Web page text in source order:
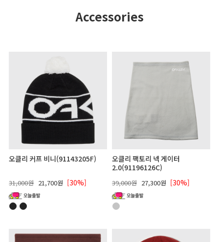
Accessories
오클리 커프 비니(91143205F)
31,000원 21,700원 [30%]
오클리 팩토리 넥 게이터
2.0(91196126C)
39,000원 27,300원 [30%]